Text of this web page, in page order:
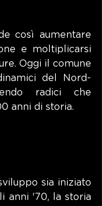
così aumentare
e moltiplicarsi
Oggi il comune
del Nord-
radici che
anni di storia.
sia iniziato
anni '70, la storia